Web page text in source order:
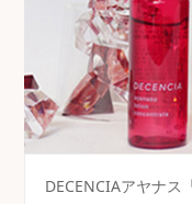
DECENCIAアヤナス